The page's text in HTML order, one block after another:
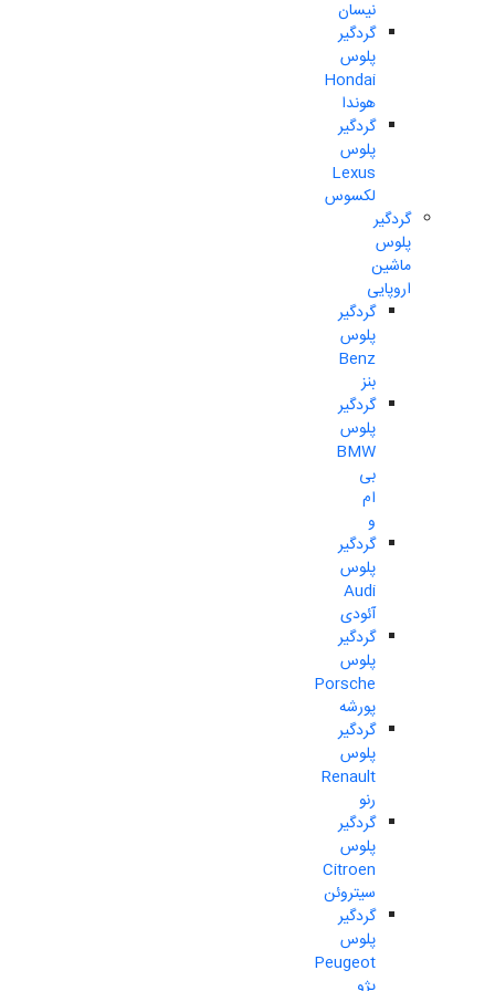
نیسان
گردگیر
پلوس
Hondai
هوندا
گردگیر
پلوس
Lexus
لکسوس
گردگیر
پلوس
ماشین
اروپایی
گردگیر
پلوس
Benz
بنز
گردگیر
پلوس
BMW
بی
ام
و
گردگیر
پلوس
Audi
آئودی
گردگیر
پلوس
Porsche
پورشه
گردگیر
پلوس
Renault
رنو
گردگیر
پلوس
Citroen
سیتروئن
گردگیر
پلوس
Peugeot